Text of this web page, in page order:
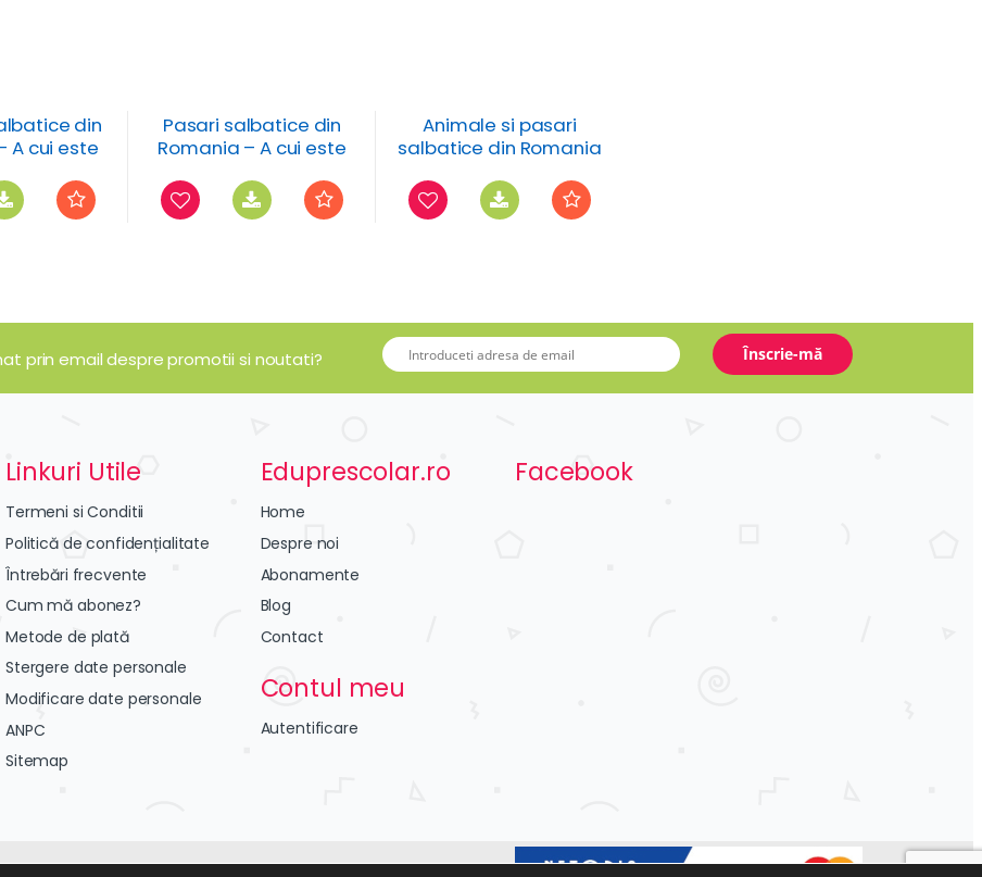
din
A cui este
Pasari salbatice din
Romania – A cui este
corespondenta
Animale si pasari
salbatice din Romania
prin email despre promotii si noutati?
Linkuri Utile
Termeni si Conditii
Politică de confidențialitate
Întrebări frecvente
Cum mă abonez?
Metode de plată
Stergere date personale
Modificare date personale
ANPC
Sitemap
Eduprescolar.ro
Home
Despre noi
Abonamente
Blog
Contact
Contul meu
Autentificare
Facebook